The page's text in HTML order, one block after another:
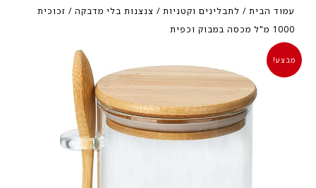
עמוד הבית / לתבלינים וקטניות / צנצנות בלי מדבקה / זכוכית
1000 מ"ל מכסה במבוק וכפית
מבצע!